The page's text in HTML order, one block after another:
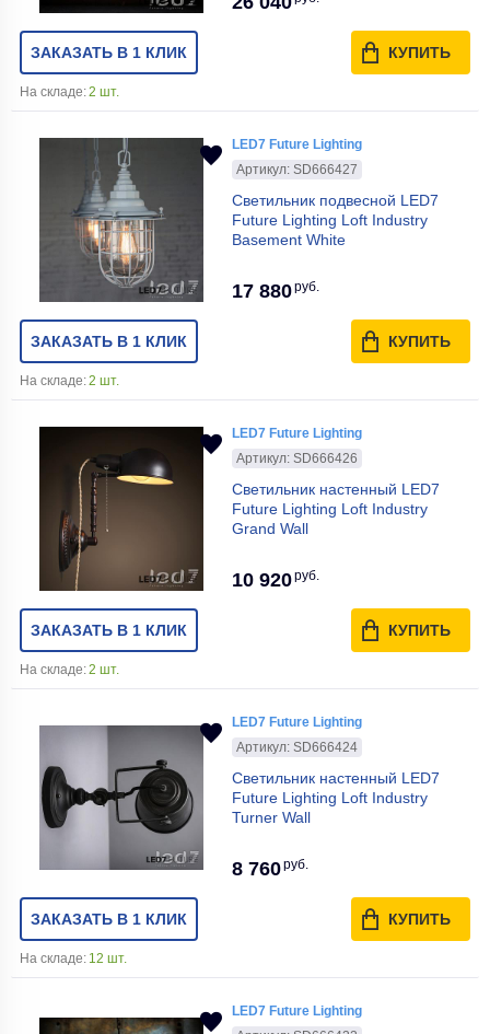
ЗАКАЗАТЬ В 1 КЛИК КУПИТЬ
На складе:2 шт.
LED7 Future Lighting
Артикул: SD666427
Светильник подвесной LED7
Future Lighting Loft Industry
Basement White
17 880руб.
ЗАКАЗАТЬ В 1 КЛИК КУПИТЬ
На складе:2 шт.
LED7 Future Lighting
Артикул: SD666426
Светильник настенный LED7
Future Lighting Loft Industry
Grand Wall
10 920руб.
ЗАКАЗАТЬ В 1 КЛИК КУПИТЬ
На складе:2 шт.
LED7 Future Lighting
Артикул: SD666424
Светильник настенный LED7
Future Lighting Loft Industry
Turner Wall
8 760руб.
ЗАКАЗАТЬ В 1 КЛИК КУПИТЬ
На складе: 12 шт.
LED7 Future Lighting